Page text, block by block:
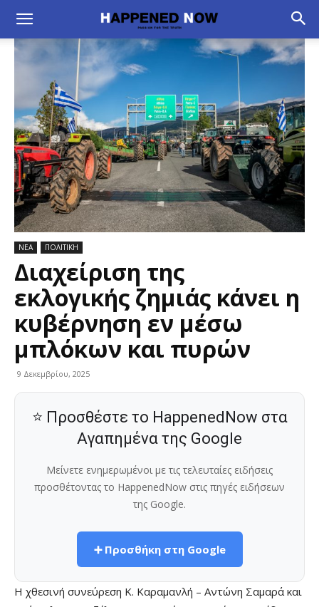
ΝΕΑ ΠΟΛΙΤΙΚΗ
Διαχείριση της
εκλογικής ζημιάς κάνει η
κυβέρνηση εν μέσω
μπλόκων και πυρών
9 Δεκεμβρίου, 2025
⭐ Προσθέστε το HappenedNow στα
Αγαπημένα της Google
Μείνετε ενημερωμένοι με τις τελευταίες ειδήσεις
προσθέτοντας το HappenedNow στις πηγές ειδήσεων
της Google.
➕ Προσθήκη στη Google
Η χθεσινή συνεύρεση Κ. Καραμανλή – Αντώνη Σαμαρά και